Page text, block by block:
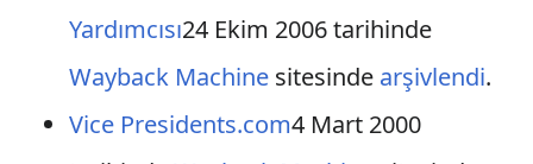
Yardımcısı24 Ekim 2006 tarihinde
Wayback Machinesitesinde arşivlendi.
Vice Presidents.com4 Mart 2000